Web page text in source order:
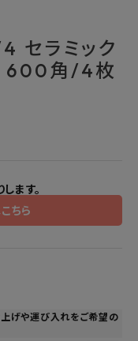
セラミック
600角/4枚
ます。
ちら
上げや運び入れをご希望の